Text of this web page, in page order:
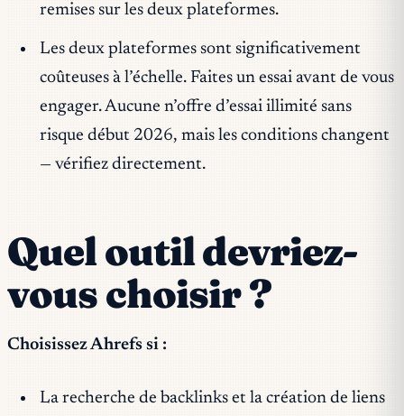
remises sur les deux plateformes.
Les deux plateformes sont significativement
coûteuses à l’échelle. Faites un essai avant de vous
engager. Aucune n’offre d’essai illimité sans
risque début 2026, mais les conditions changent
— vérifiez directement.
Quel outil devriez-
vous choisir ?
Choisissez Ahrefs si :
La recherche de backlinks et la création de liens